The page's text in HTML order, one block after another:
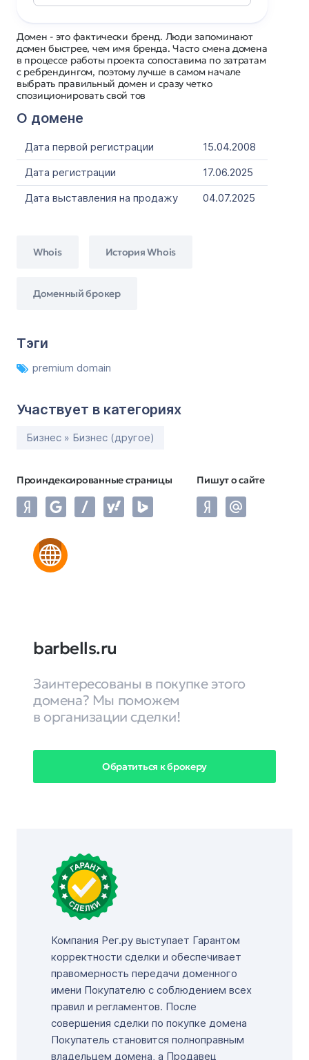
Домен - это фактически бренд. Люди запоминают
домен быстрее, чем имя бренда. Часто смена домена
в процессе работы проекта сопоставима по затратам
с ребрендингом, поэтому лучше в самом начале
выбрать правильный домен и сразу четко
спозиционировать свой тов
О домене
Дата первой регистрации
15.04.2008
Дата регистрации
17.06.2025
Дата выставления на продажу
04.07.2025
Whois История Whois
Доменный брокер
Тэги
premium domain
Участвует в категориях
Бизнес » Бизнес (другое)
Проиндексированные страницы Пишут о сайте
barbells.ru
Заинтересованы в покупке этого
домена? Мы поможем
в организации сделки!
Обратиться к брокеру
Компания Рег.ру выступает Гарантом
корректности сделки и обеспечивает
правомерность передачи доменного
имени Покупателю с соблюдением всех
правил и регламентов. После
совершения сделки по покупке домена
Покупатель становится полноправным
владельцем домена, а Продавец